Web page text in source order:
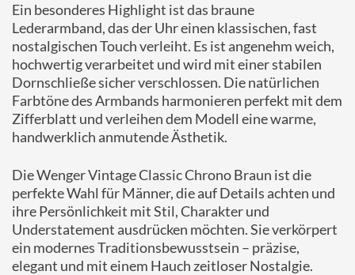
Ein besonderes Highlight ist das braune
Lederarmband, das der Uhr einen klassischen, fast
nostalgischen Touch verleiht. Es ist angenehm weich,
hochwertig verarbeitet und wird mit einer stabilen
Dornschließe sicher verschlossen. Die natürlichen
Farbtöne des Armbands harmonieren perfekt mit dem
Zifferblatt und verleihen dem Modell eine warme,
handwerklich anmutende Ästhetik.
Die Wenger Vintage Classic Chrono Braun ist die
perfekte Wahl für Männer, die auf Details achten und
ihre Persönlichkeit mit Stil, Charakter und
Understatement ausdrücken möchten. Sie verkörpert
ein modernes Traditionsbewusstsein – präzise,
elegant und mit einem Hauch zeitloser Nostalgie.